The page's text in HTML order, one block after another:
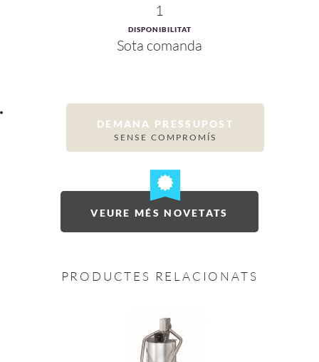
1
DISPONIBILITAT
Sota comanda
DEMANA PRESSUPOST
SENSE COMPROMÍS
VEURE MÉS NOVETATS
PRODUCTES RELACIONATS